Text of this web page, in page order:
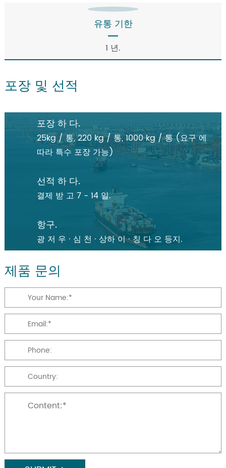
유통 기한
1 년.
포장 및 선적
포장 하 다.
25kg / 통, 220 kg / 통, 1000 kg / 통 (요구 에
따라 특수 포장 가능)
선적 하 다.
결제 받 고 7 - 14 일.
항구.
광 저 우 · 심 천 · 상하 이 · 칭 다 오 등지.
제품 문의